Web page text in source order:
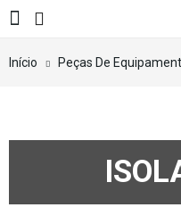
Início Peças De